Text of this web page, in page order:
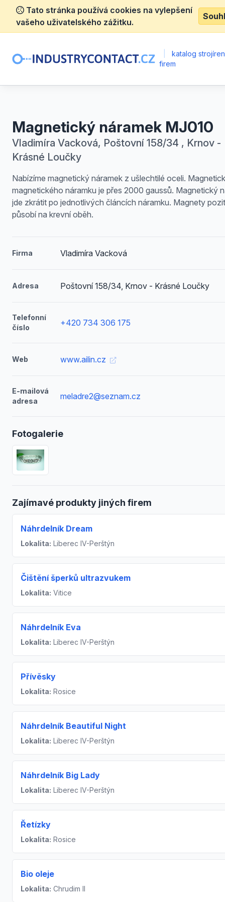
Tato stránka používá cookies na vylepšení
vašeho uživatelského zážitku.
katalog
firem
Magnetický náramek MJ010
Vladimíra Vacková, Poštovní 158/34 , Krnov -
Krásné Loučky
Nabízíme magnetický náramek z ušlechtilé oceli.
magnetického náramku je přes 2000 gaussů. Magnetický
jde zkrátit po jednotlivých článcích náramku. Magnety
působí na krevní oběh.
Firma Vladimíra Vacková
Adresa Poštovní 158/34, Krnov - Krásné Loučky
Telefonní
číslo
+420 734 306 175
Web www.ailin.cz
E-mailová
adresa
meladre2@seznam.cz
Fotogalerie
Zajímavé produkty jiných firem
Náhrdelník Dream
Lokalita: Liberec IV-Perštýn
Čištění šperků ultrazvukem
Lokalita: Vitice
Náhrdelník Eva
Lokalita: Liberec IV-Perštýn
Přívěsky
Lokalita: Rosice
Náhrdelník Beautiful Night
Lokalita: Liberec IV-Perštýn
Náhrdelník Big Lady
Lokalita: Liberec IV-Perštýn
Řetízky
Lokalita: Rosice
Bio oleje
Lokalita: Chrudim II